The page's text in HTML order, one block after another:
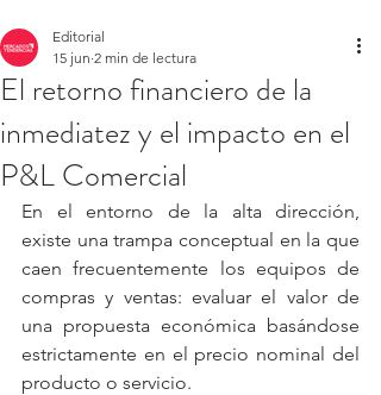
El retorno financiero de la
inmediatez y el impacto en el
P&L Comercial
Editorial
15 jun 2 min de lectura
En el entorno de la alta dirección,
existe una trampa conceptual en la que
caen frecuentemente los equipos de
compras y ventas: evaluar el valor de
una propuesta económica basándose
estrictamente en el precio nominal del
producto o servicio.